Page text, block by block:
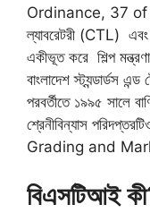
Ordinance, 37 of
ল্যাবরেটরী (CTL) এবং
একীভূত করে শিল্প
বাংলাদেশ স্ট্যন্ডার্ডস
পরবর্তীতে ১৯৯৫ সালে
শ্রেনীবিন্যাস
Grading and
বিএসটিআই